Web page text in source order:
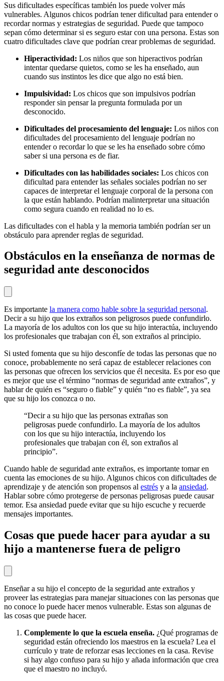
Sus dificultades específicas también los puede volver más
vulnerables. Algunos chicos podrían tener dificultad para entender o
recordar normas y estrategias de seguridad. Puede que tampoco
sepan cómo determinar si es seguro estar con una persona. Estas son
cuatro dificultades clave que podrían crear problemas de seguridad.
Hiperactividad: Los niños que son hiperactivos podrían
intentar quedarse quietos, como se les ha enseñado, aun
cuando sus instintos les dice que algo no está bien.
Impulsividad: Los chicos que son impulsivos podrían
responder sin pensar la pregunta formulada por un
desconocido.
Dificultades del procesamiento del lenguaje: Los niños con
dificultades del procesamiento del lenguaje podrían no
entender o recordar lo que se les ha enseñado sobre cómo
saber si una persona es de fiar.
Dificultades con las habilidades sociales: Los chicos con
dificultad para entender las señales sociales podrían no ser
capaces de interpretar el lenguaje corporal de la persona con
la que están hablando. Podrían malinterpretar una situación
como segura cuando en realidad no lo es.
Las dificultades con el habla y la memoria también podrían ser un
obstáculo para aprender reglas de seguridad.
Obstáculos en la enseñanza de normas de
seguridad ante desconocidos
Es importante la manera como hable sobre la seguridad personal.
Decir a su hijo que los extraños son peligrosos puede confundirlo.
La mayoría de los adultos con los que su hijo interactúa, incluyendo
los profesionales que trabajan con él, son extraños al principio.
Si usted fomenta que su hijo desconfíe de todas las personas que no
conoce, probablemente no será capaz de establecer relaciones con
las personas que ofrecen los servicios que él necesita. Es por eso que
es mejor que use el término “normas de seguridad ante extraños”, y
hablar de quién es “seguro o fiable” y quién “no es fiable”, ya sea
que su hijo los conozca o no.
“Decir a su hijo que las personas extrañas son
peligrosas puede confundirlo. La mayoría de los adultos
con los que su hijo interactúa, incluyendo los
profesionales que trabajan con él, son extraños al
principio”.
Cuando hable de seguridad ante extraños, es importante tomar en
cuenta las emociones de su hijo. Algunos chicos con dificultades de
aprendizaje y de atención son propensos al estrés y a la ansiedad.
Hablar sobre cómo protegerse de personas peligrosas puede causar
temor. Esa ansiedad puede evitar que su hijo escuche y recuerde
mensajes importantes.
Cosas que puede hacer para ayudar a su
hijo a mantenerse fuera de peligro
Enseñar a su hijo el concepto de la seguridad ante extraños y
proveer las estrategias para manejar situaciones con las personas que
no conoce lo puede hacer menos vulnerable. Estas son algunas de
las cosas que puede hacer.
Complemente lo que la escuela enseña. ¿Qué programas de
seguridad están ofreciendo los maestros en la escuela? Lea el
currículo y trate de reforzar esas lecciones en la casa. Revise
si hay algo confuso para su hijo y añada información que crea
que el maestro no incluyó.